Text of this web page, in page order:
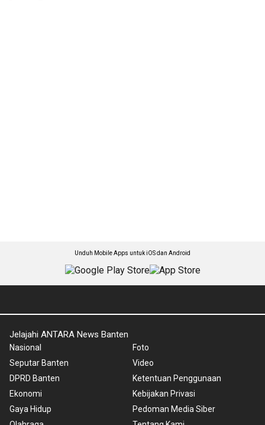
Unduh Mobile Apps untuk iOS dan Android
Jelajahi ANTARA News Banten
Nasional
Seputar Banten
DPRD Banten
Ekonomi
Gaya Hidup
Foto
Video
Ketentuan Penggunaan
Kebijakan Privasi
Pedoman Media Siber